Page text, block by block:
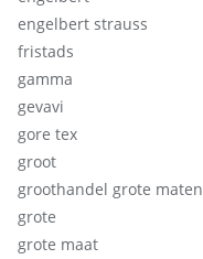
engelbert strauss
fristads
gamma
gevavi
gore tex
groot
groothandel grote maten
grote
grote maat